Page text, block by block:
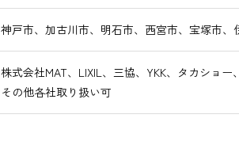
神戸市、加古川市、明石市、西宮市、宝塚市、
株式会社MAT、LIXIL、三協、YKK、タカショ
その他各社取り扱い可